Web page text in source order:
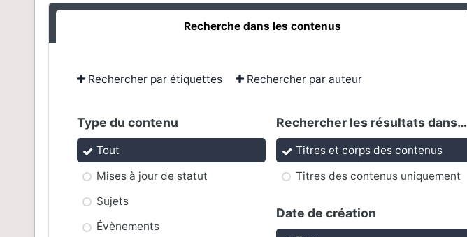
Recherche dans les contenus
Rechercher par étiquettes Rechercher par auteur
Type du contenu
Tout
Mises à jour de statut
Sujets
Évènements
Rechercher les résultats dans…
Titres et corps des contenus
Titres des contenus uniquement
Date de création